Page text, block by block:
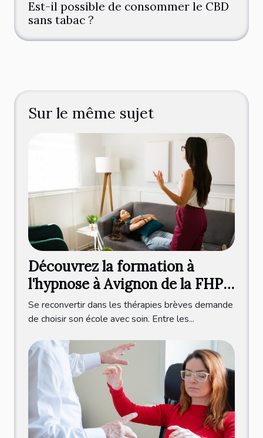
Est-il possible de consommer le CBD
sans tabac ?
Sur le même sujet
Découvrez la formation à
l'hypnose à Avignon de la FHP
dirigée par Valérie Blanchard !
Se reconvertir dans les thérapies brèves demande
de choisir son école avec soin. Entre les...